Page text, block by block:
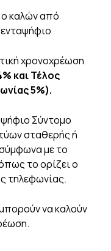
ο καλών από
χρονοχρέωση
καιΤέλος
5%).
Σύντομο
σταθερής ή
με το
το ορίζει ο
τηλεφωνίας.
να καλούν